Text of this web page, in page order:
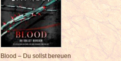
Blood – Du sollst bereuen